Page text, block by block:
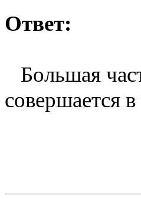
Ответ:
Большая
совершается